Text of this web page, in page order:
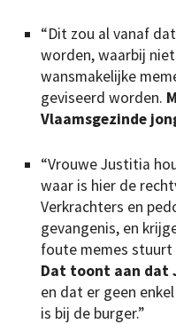
“Dit zou al vanaf
worden, waarbij
wansmakelijke
geviseerd worden.
Vlaamsgezinde
“Vrouwe Justitia
waar is hier de
Verkrachters en
gevangenis, en
foute memes stuurt
Dat toont aan dat
en dat er geen
is bij de burger.”